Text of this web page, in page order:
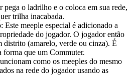
pega o ladrilho e o coloca em sua rede,
trilha inacabada.
Este meeple especial é adicionado a
do jogador. O jogador então
distrito (amarelo, verde ou cinza). É
forma que um Commuter.
como os meeples do mesmo
na rede do jogador usando as